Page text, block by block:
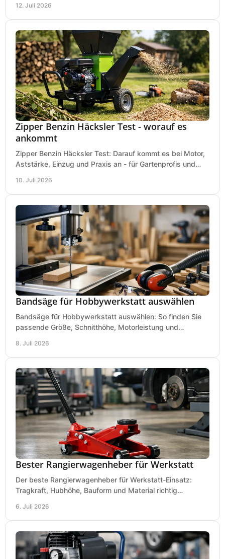
12. Juli 2026
Zipper Benzin Häcksler Test - worauf es
ankommt
Zipper Benzin Häcksler Test: Darauf kommt es bei Motor,
Aststärke, Einzug und Praxis an - für Gartenprofis und
10. Juli 2026
Bandsäge für Hobbywerkstatt auswählen
Bandsäge für Hobbywerkstatt auswählen: So finden Sie
passende Größe, Schnitthöhe, Motorleistung und
8. Juli 2026
Bester Rangierwagenheber für Werkstatt
Der beste Rangierwagenheber für Werkstatt-Einsatz:
Tragkraft, Hubhöhe, Bauform und Material richtig
6. Juli 2026